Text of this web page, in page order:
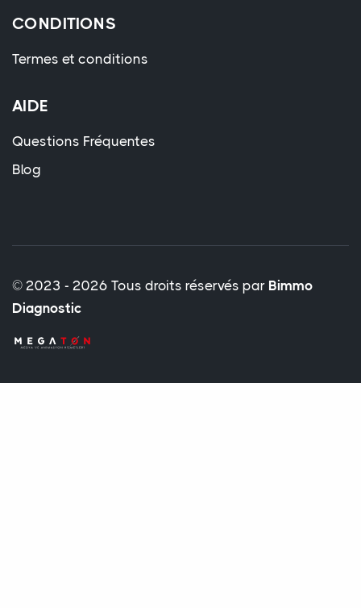
CONDITIONS
Termes et conditions
AIDE
Questions Fréquentes
Blog
© 2023 - 2026 Tous droits réservés par Bimmo
Diagnostic